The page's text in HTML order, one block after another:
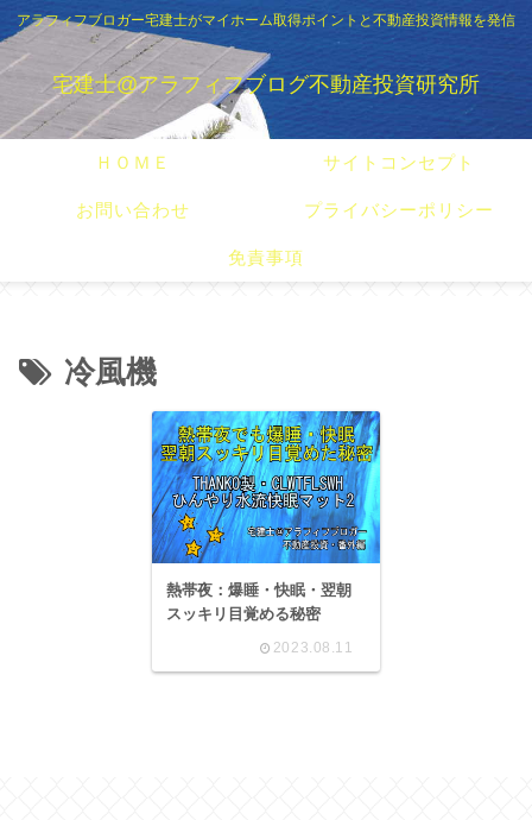
アラフィフブロガー宅建士がマイホーム取得ポイントと不動産投資情報を発信
宅建士@アラフィフブログ不動産投資研究所
ＨＯＭＥ サイトコンセプト
お問い合わせ プライバシーポリシー
免責事項
冷風機
熱帯夜：爆睡・快眠・翌朝
スッキリ目覚める秘密
2023.08.11